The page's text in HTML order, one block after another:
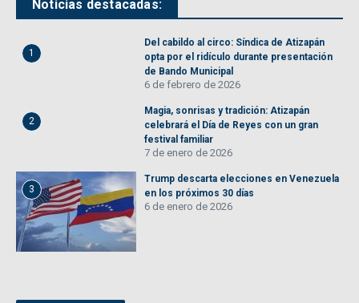
Noticias destacadas:
1
Del cabildo al circo: Síndica de Atizapán
opta por el ridículo durante presentación
de Bando Municipal
6 de febrero de 2026
2
Magia, sonrisas y tradición: Atizapán
celebrará el Día de Reyes con un gran
festival familiar
7 de enero de 2026
3
Trump descarta elecciones en Venezuela
en los próximos 30 días
6 de enero de 2026